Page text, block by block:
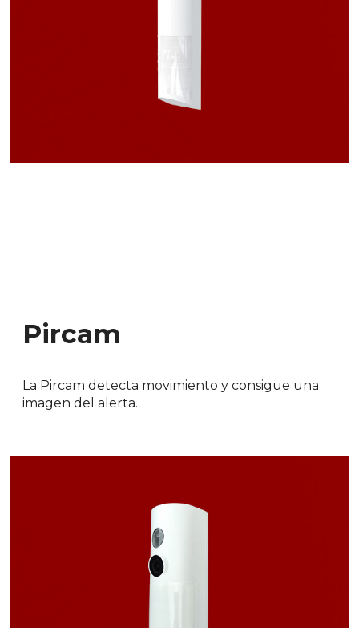
Pircam
La Pircam detecta movimiento y consigue una
imagen del alerta.